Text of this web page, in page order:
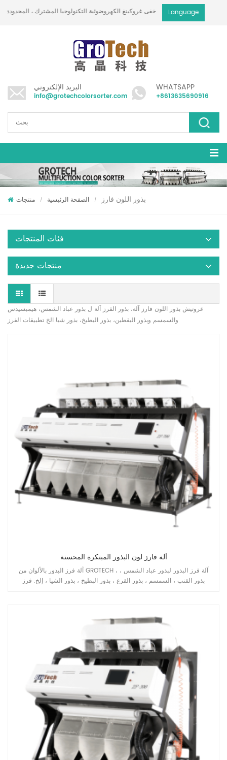
خفى غروكينغ الكهروضوئية التكنولوجيا المشترك.، المحدودة Language
البريد الإلكتروني
info@grotechcolorsorter.com
WHATSAPP
+8613635690916
الصفحة الرئيسية / منتجات / بذور اللون فارز
فئات المنتجات
منتجات جديدة
غروتيش بذور اللون فارز آلة، بذور الفرز آلة ل بذور عباد الشمس، هيمبسيدس
والسمسم وبذور اليقطين، بذور البطيخ، بذور شيا الخ تطبيقات الفرز
آلة فارز لون البذور المبتكرة المحسنة
آلة فرز البذور بالألوان من GROTECH ، آلة فرز البذور لبذور عباد الشمس ،
بذور القنب ، السمسم ، بذور القرع ، بذور البطيخ ، بذور الشيا ، إلخ. فرز